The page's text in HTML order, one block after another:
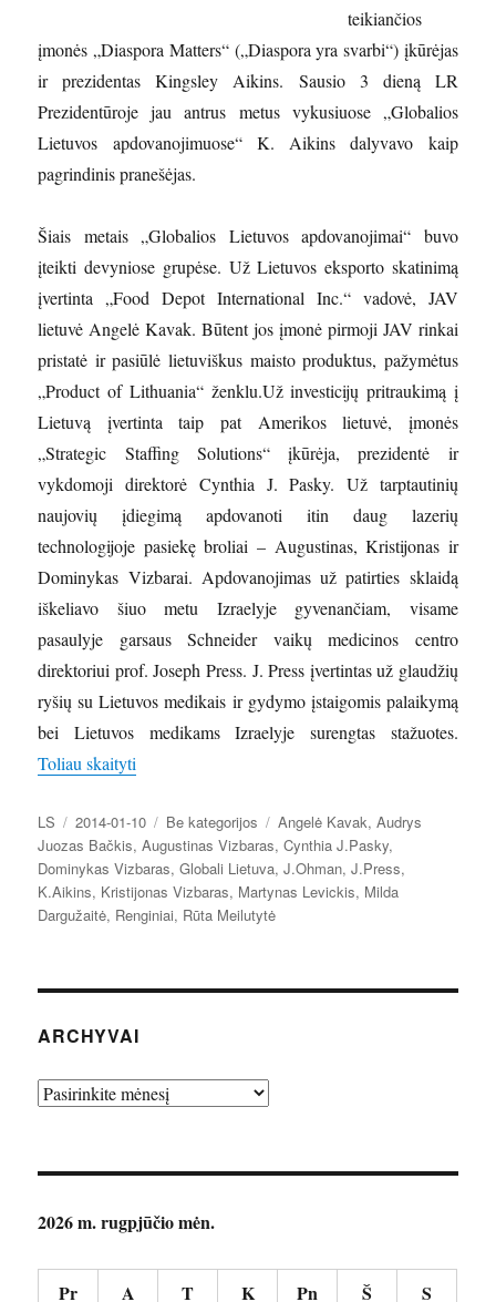
teikiančios
įmonės „Diaspora Matters“ („Diaspora yra svarbi“) įkūrėjas
ir prezidentas Kingsley Aikins. Sausio 3 dieną LR
Prezidentūroje jau antrus metus vykusiuose „Globalios
Lietuvos apdovanojimuose“ K. Aikins dalyvavo kaip
pagrindinis pranešėjas.
Šiais metais „Globalios Lietuvos apdovanojimai“ buvo
įteikti devyniose grupėse. Už Lietuvos eksporto skatinimą
įvertinta „Food Depot International Inc.“ vadovė, JAV
lietuvė Angelė Kavak. Būtent jos įmonė pirmoji JAV rinkai
pristatė ir pasiūlė lietuviškus maisto produktus, pažymėtus
„Product of Lithuania“ ženklu.Už investicijų pritraukimą į
Lietuvą įvertinta taip pat Amerikos lietuvė, įmonės
„Strategic Staffing Solutions“ įkūrėja, prezidentė ir
vykdomoji direktorė Cynthia J. Pasky. Už tarptautinių
naujovių įdiegimą apdovanoti itin daug lazerių
technologijoje pasiekę broliai – Augustinas, Kristijonas ir
Dominykas Vizbarai. Apdovanojimas už patirties sklaidą
iškeliavo šiuo metu Izraelyje gyvenančiam, visame
pasaulyje garsaus Schneider vaikų medicinos centro
direktoriui prof. Joseph Press. J. Press įvertintas už glaudžių
ryšių su Lietuvos medikais ir gydymo įstaigomis palaikymą
bei Lietuvos medikams Izraelyje surengtas stažuotes.
Toliau skaityti
Autorius
LS Paskelbta
2014-01-10 Kategorijos
Be kategorijos Žymos
Angelė Kavak,Audrys
Juozas Bačkis,Augustinas Vizbaras,Cynthia J.Pasky,
Dominykas Vizbaras,Globali Lietuva,J.Ohman,J.Press,
K.Aikins, Kristijonas Vizbaras, Martynas Levickis, Milda
Dargužaitė, Renginiai, Rūta Meilutytė
ARCHYVAI
Archyvai
2026 m. rugpjūčio mėn.
Pr A T K Pn Š S